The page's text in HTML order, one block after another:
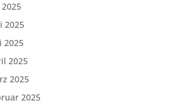
2025
2025
2025
2025
2025
2025